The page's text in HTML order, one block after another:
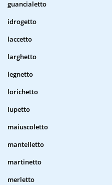
guancialetto
idrogetto
laccetto
larghetto
legnetto
lorichetto
lupetto
maiuscoletto
mantelletto
martinetto
merletto